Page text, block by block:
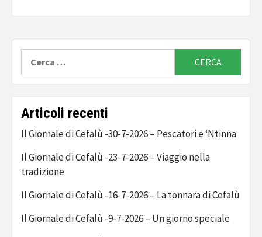
per:
Articoli recenti
Il Giornale di Cefalù -30-7-2026 – Pescatori e ‘Ntinna
Il Giornale di Cefalù -23-7-2026 – Viaggio nella
tradizione
Il Giornale di Cefalù -16-7-2026 – La tonnara di Cefalù
Il Giornale di Cefalù -9-7-2026 – Un giorno speciale